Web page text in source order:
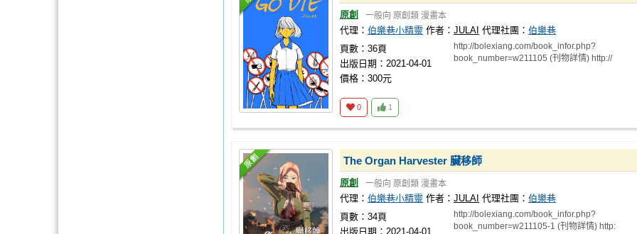
原創 一般向 原創類 漫畫本
代理： 伯樂巷小精靈 作者： JULAI 代理社團： 伯樂巷
頁數：36頁
出版日期：2021-04-01
價格：300元
http://bolexiang.com/book_infor.php?
book_number=w211105 (刊物詳情) http://
0 1
The Organ Harvester 臟移師
原創 一般向 原創類 漫畫本
代理： 伯樂巷小精靈 作者： JULAI 代理社團： 伯樂巷
頁數：34頁
出版日期：2021-04-01
http://bolexiang.com/book_infor.php?
book_number=w211105-1 (刊物詳情) http: